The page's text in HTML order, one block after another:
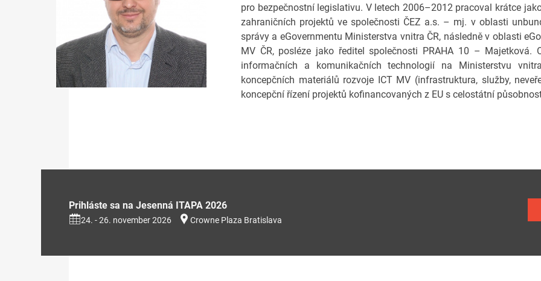
pro bezpečnostní legislativu. V letech 2006–2012 pracoval krátce
zahraničních projektů ve společnosti ČEZ a.s. – mj. v oblasti
správy a eGovernmentu Ministerstva vnitra ČR, následně v oblasti
MV ČR, posléze jako ředitel společnosti PRAHA 10 – Majetková.
informačních a komunikačních technologií na Ministerstvu
koncepčních materiálů rozvoje ICT MV (infrastruktura, služby,
koncepční řízení projektů kofinancovaných z EU s celostátní
Prihláste sa na Jesenná ITAPA 2026
24. - 26. november 2026 Crowne Plaza Bratislava